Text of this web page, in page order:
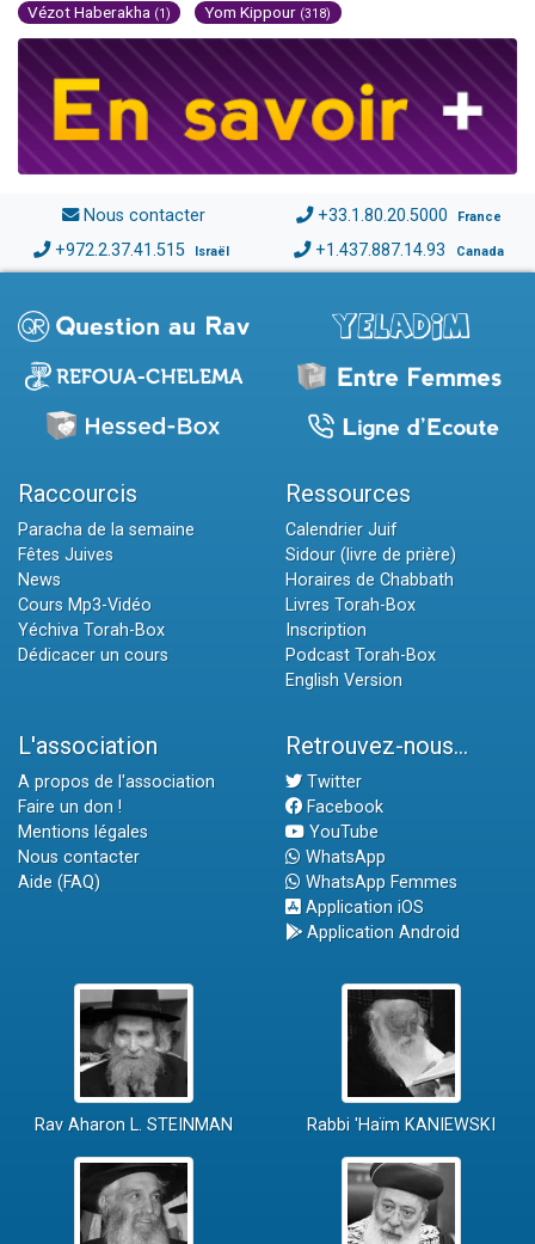
Vézot Haberakha (1) Yom Kippour (318)
Nous contacter +33.1.80.20.5000 France
+972.2.37.41.515 Israël +1.437.887.14.93 Canada
Raccourcis
Paracha de la semaine
Fêtes Juives
News
Cours Mp3-Vidéo
Yéchiva Torah-Box
Dédicacer un cours
Ressources
Calendrier Juif
Sidour (livre de prière)
Horaires de Chabbath
Livres Torah-Box
Inscription
Podcast Torah-Box
English Version
L'association
A propos de l'association
Faire un don !
Mentions légales
Nous contacter
Aide (FAQ)
Retrouvez-nous...
Twitter
Facebook
YouTube
WhatsApp
WhatsApp Femmes
Application iOS
Application Android
Rav Aharon L. STEINMAN Rabbi 'Haïm KANIEWSKI